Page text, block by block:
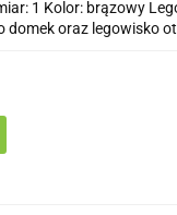
1 Kolor: brązowy
oraz legowisko